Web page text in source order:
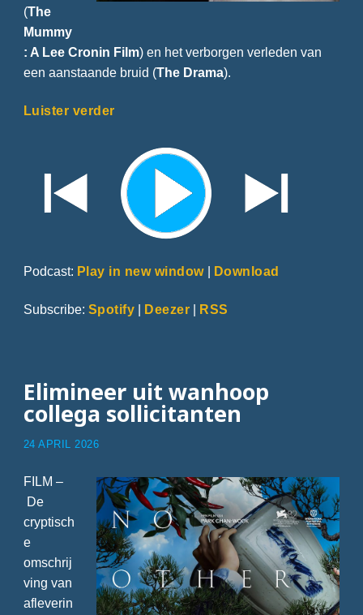
(The
Mummy
: A Lee Cronin Film) en het verborgen verleden van
een aanstaande bruid (The Drama).
Luister verder
Podcast: Play in new window| Download
Subscribe: Spotify | Deezer | RSS
Elimineer uit wanhoop
collega sollicitanten
24 APRIL 2026
FILM –
De
cryptisch
e
omschrij
ving van
afleverin